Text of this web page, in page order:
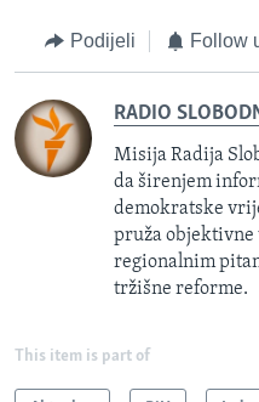
Podijeli Follow
RADIO
Misija Radija
da širenjem
demokratske
pruža objektivne
regionalnim
tržišne reforme.
This item is part of